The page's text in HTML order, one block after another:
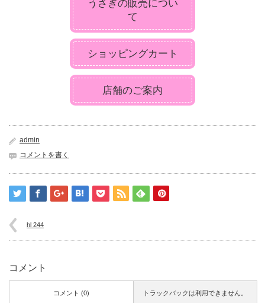
うさぎの販売につい
て
ショッピングカート
店舗のご案内
admin
コメントを書く
hl 244
コメント
トラックバックは利用できません。
コメント (0)